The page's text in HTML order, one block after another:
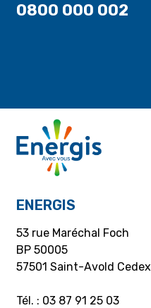
0800 000 002
ENERGIS
53 rue Maréchal Foch
BP 50005
57501 Saint-Avold Cedex
Tél. : 03 87 91 25 03